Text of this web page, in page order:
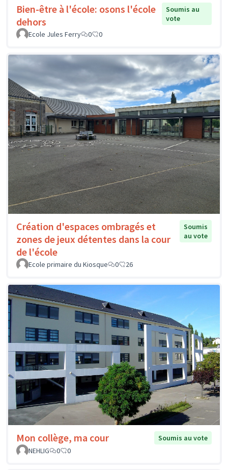
Bien-être à l'école: osons l'école
dehors
Soumis au
vote
Ecole Jules Ferry
0 0
Création d'espaces ombragés et
zones de jeux détentes dans la cour
de l'école
Soumis
au vote
Ecole primaire du Kiosque 0 26
Mon collège, ma cour
Soumis au vote
NEHLIG
0 0